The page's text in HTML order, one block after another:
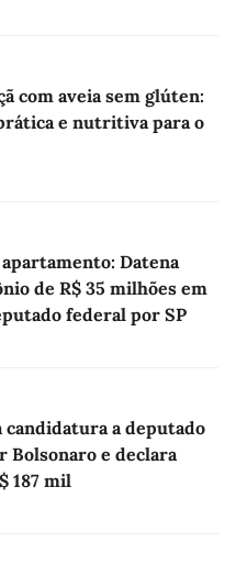
com aveia sem glúten:
e nutritiva para o
Datena
de R$ 35 milhões em
federal por SP
a deputado
Bolsonaro e declara
187 mil